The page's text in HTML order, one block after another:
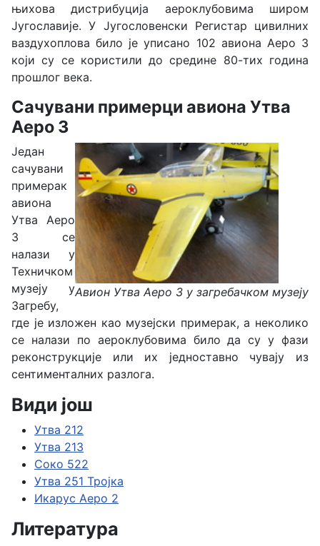
њихова дистрибуција аероклубовима широм
Југославије. У Југословенски Регистар цивилних
ваздухоплова било је уписано 102 авиона Аеро 3
који су се користили до средине 80-тих година
прошлог века.
Сачувани примерци авиона Утва
Аеро 3
Авион Утва Аеро 3 у загребачком музеју
Један
сачувани
примерак
авиона
Утва Аеро
3 се
налази у
Техничком
музеју у
Загребу,
где је изложен као музејски примерак, а неколико
се налази по аероклубовима било да су у фази
реконструкције или их једноставно чувају из
сентименталних разлога.
Види још
Утва 212
Утва 213
Соко 522
Утва 251 Тројка
Икарус Аеро 2
Литература